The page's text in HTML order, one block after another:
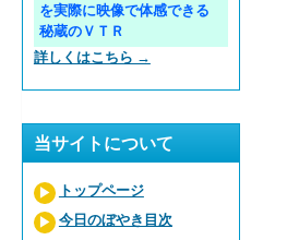
を実際に映像で体感できる
秘蔵のＶＴＲ
詳しくはこちら →
当サイトについて
トップページ
今日のぼやき目次